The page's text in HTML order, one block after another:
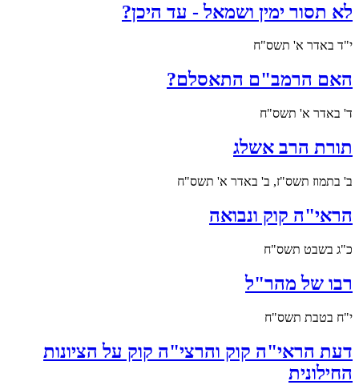
לא תסור ימין ושמאל - עד היכן?
י"ד באדר א' תשס"ח
האם הרמב"ם התאסלם?
ד' באדר א' תשס"ח
תורת הרב אשלג
ב' בתמוז תשס"ז, ב' באדר א' תשס"ח
הראי"ה קוק ונבואה
כ"ג בשבט תשס"ח
רבו של מהר"ל
י"ח בטבת תשס"ח
דעת הראי"ה קוק והרצי"ה קוק על הציונות
החילונית